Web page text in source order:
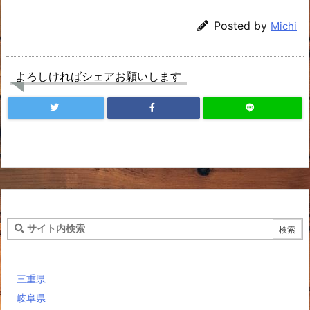
Posted by Michi
よろしければシェアお願いします
三重県
岐阜県